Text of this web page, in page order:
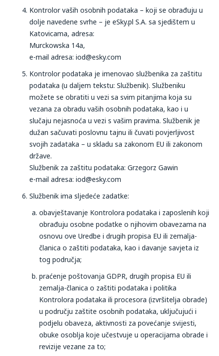
Kontrolor vaših osobnih podataka – koji se obrađuju u
dolje navedene svrhe – je eSky.pl S.A. sa sjedištem u
Katovicama, adresa:
Murckowska 14a,
e-mail adresa: iod@esky.com
Kontrolor podataka je imenovao službenika za zaštitu
podataka (u daljem tekstu: Službenik). Službeniku
možete se obratiti u vezi sa svim pitanjima koja su
vezana za obradu vaših osobnih podataka, kao i u
slučaju nejasnoća u vezi s vašim pravima. Službenik je
dužan sačuvati poslovnu tajnu ili čuvati povjerljivost
svojih zadataka – u skladu sa zakonom EU ili zakonom
države​.
Službenik za zaštitu podataka: Grzegorz Gawin
e-mail adresa: iod@esky.com
Službenik ima sljedeće zadatke:
obavještavanje Kontrolora podataka i zaposlenih koji
obrađuju osobne podatke o njihovim obavezama na
osnovu ove Uredbe i drugih propisa EU ili zemalja-
članica o zaštiti podataka, kao i davanje savjeta iz
tog područja;
praćenje poštovanja GDPR, drugih propisa EU ili
zemalja-članica o zaštiti podataka i politika
Kontrolora podataka ili procesora (izvršitelja obrade)
u području zaštite osobnih podataka, uključujući i
podjelu obaveza, aktivnosti za povećanje svijesti,
obuke osoblja koje učestvuje u operacijama obrade i
revizije vezane za to;